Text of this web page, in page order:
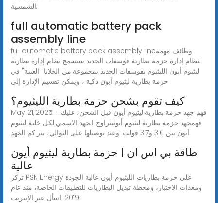
الشمسية.
full automatic battery pack
assembly line
full automatic battery pack assembly lineوظائف مهمة
لنظام إدارة حزمة بطارية فوسفات الحديد سيسمح نظام إدارة بطارية
ليثيوم أيون الليثيوم بفوسفات الحديد بمجموعة من الخلايا "الغبية" في
حزمة بطارية ليثيوم أيون ذكية ، ويمكن تقسيم الإدارة إلى
كيف تقوم بشحن حزمة بطارية الليثيوم؟
May 21, 2025 · فهم جهد حزمة بطارية ليثيوم أيون قبل الشحن، عليك
فهمجهد حزمة بطارية ليثيوم أيونيتراوح الجهد الاسمي لكل خلية ليثيوم
أيون بين 3.6 و3.7 فولت. وعند توصيلها على التوالي، يتراكم الجهد.
طاقة بي اس ان | حزمة بطارية ليثيوم أيون
عالية
تركز PSN Energy على حزمة بطاريات الليثيوم أيون عالية الجودة
ومعدات الاختبار، ومحطة تبديل البطاريات للتطبيقات الخاصة، منذ عام
2019. اسأل عبر الإنترنت!